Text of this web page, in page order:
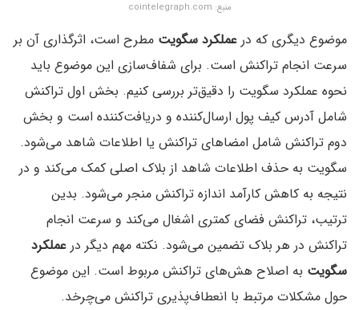
منبع: cointelegraph.com
موضوع دیگری که در عملکرد سگویت مطرح است، اثرگذاری آن بر
سرعت انجام تراکنش است. برای شفاف‌سازی این موضوع باید
نحوه عملکرد سگویت را دقیق‌تر بررسی کنیم. بخش اول تراکنش
شامل آدرس کیف پول ارسال‌کننده و دریافت‌کننده است و بخش
دوم تراکنش شامل امضاهای تراکنش یا اطلاعات شاهد می‌شود.
سگویت به حذف اطلاعات شاهد از بلاک اصلی کمک می‌کند و در
نتیجه به کاهش کارآمد اندازه تراکنش منجر می‌شود. بدین
ترتیب، تراکنش فضای کمتری اشغال می‌کند و سرعت انجام
تراکنش در هر بلاک تضمین می‌شود. نکته مهم دیگر در عملکرد
سگویت به اصلاح هش‌های تراکنش مربوط است. این موضوع
حول مشکلات مرتبط با انعطاف‌پذیری تراکنش می‌چرخد.